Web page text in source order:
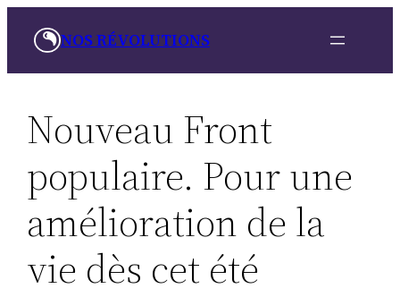
NOS RÉVOLUTIONS
Nouveau Front
populaire. Pour une
amélioration de la
vie dès cet été